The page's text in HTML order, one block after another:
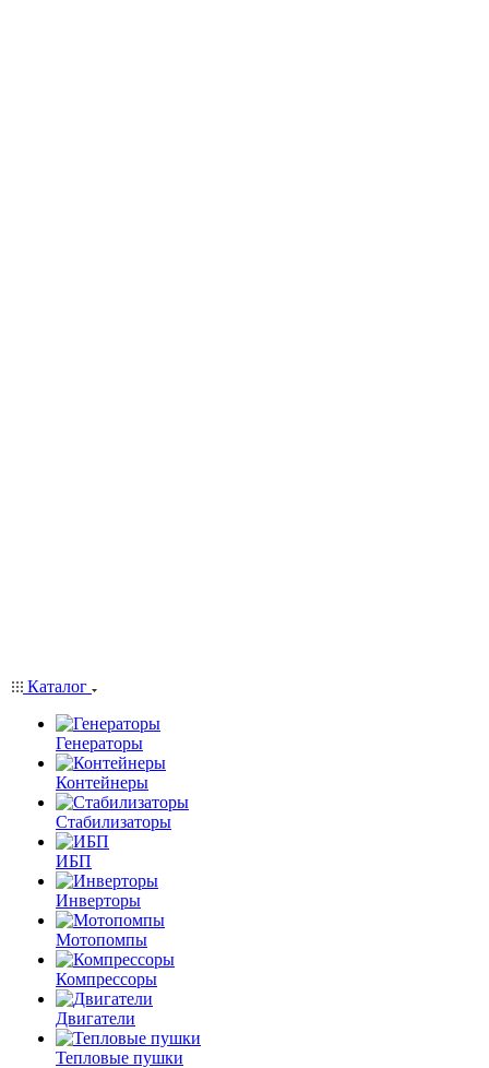
Каталог
Генераторы
Контейнеры
Стабилизаторы
ИБП
Инверторы
Мотопомпы
Компрессоры
Двигатели
Тепловые пушки